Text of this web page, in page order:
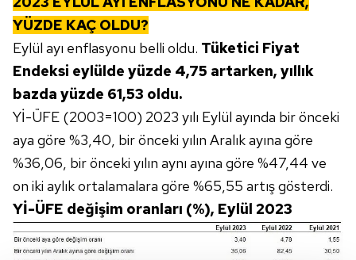
YÜZDE KAÇ OLDU?
Eylül ayı enflasyonu belli oldu. Tüketici Fiyat
Endeksi eylülde yüzde 4,75 artarken, yıllık
bazda yüzde 61,53 oldu.
Yİ-ÜFE (2003=100) 2023 yılı Eylül ayında bir önceki
aya göre %3,40, bir önceki yılın Aralık ayına göre
%36,06, bir önceki yılın aynı ayına göre %47,44 ve
on iki aylık ortalamalara göre %65,55 artış gösterdi.
Yİ-ÜFE değişim oranları (%), Eylül 2023